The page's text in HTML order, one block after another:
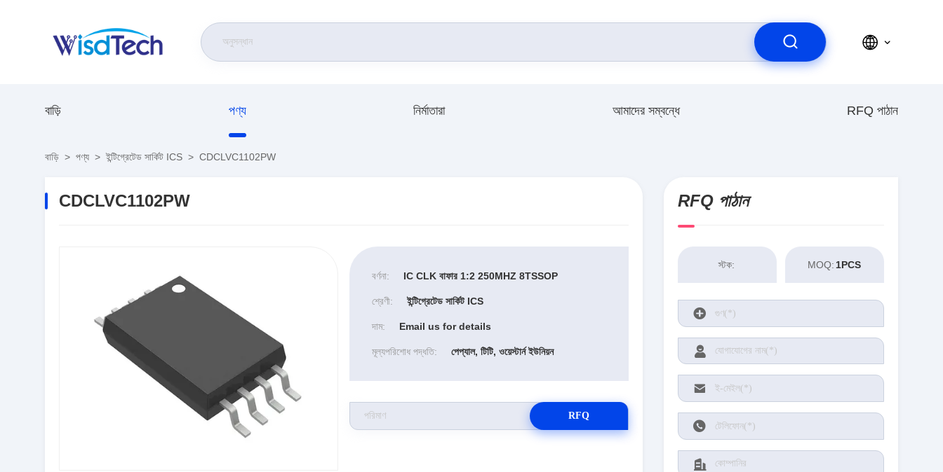
বাড়ি পণ্য নির্মাতারা আমাদের সম্বন্ধে RFQ পাঠান
বাড়ি > পণ্য > ইন্টিগ্রেটেড সার্কিট ICS > CDCLVC1102PW
CDCLVC1102PW
বর্ণনা: IC CLK বাফার 1:2 250MHZ 8TSSOP
শ্রেণী: ইন্টিগ্রেটেড সার্কিট ICS
দাম: Email us for details
মূল্যপরিশোধ পদ্ধতি: পেপ্যাল, টিটি, ওয়েস্টার্ন ইউনিয়ন
RFQ
RFQ পাঠান
স্টক: MOQ: 1PCS